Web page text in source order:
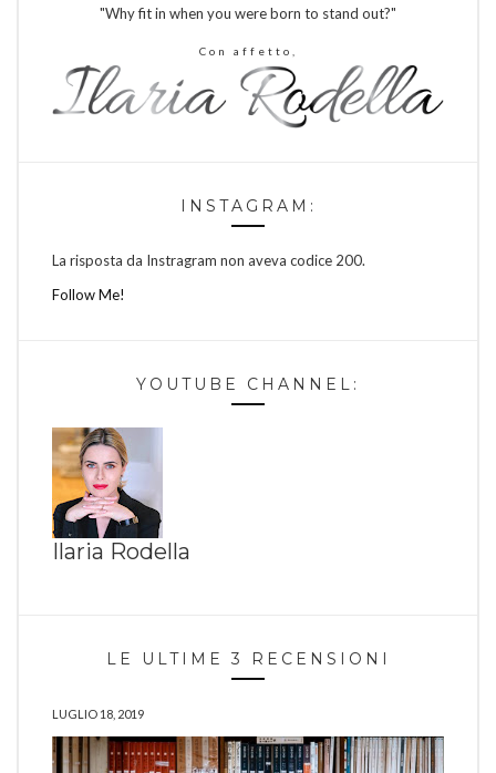
"Why fit in when you were born to stand out?"
Con affetto,
INSTAGRAM:
La risposta da Instragram non aveva codice 200.
Follow Me!
YOUTUBE CHANNEL:
Ilaria Rodella
LE ULTIME 3 RECENSIONI
LUGLIO 18, 2019